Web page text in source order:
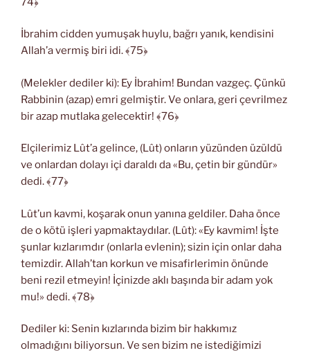
İbrahim cidden yumuşak huylu, bağrı yanık, kendisini
Allah’a vermiş biri idi. ﴾75﴿
(Melekler dediler ki): Ey İbrahim! Bundan vazgeç. Çünkü
Rabbinin (azap) emri gelmiştir. Ve onlara, geri çevrilmez
bir azap mutlaka gelecektir! ﴾76﴿
Elçilerimiz Lût’a gelince, (Lût) onların yüzünden üzüldü
ve onlardan dolayı içi daraldı da «Bu, çetin bir gündür»
dedi. ﴾77﴿
Lût’un kavmi, koşarak onun yanına geldiler. Daha önce
de o kötü işleri yapmaktaydılar. (Lût): «Ey kavmim! İşte
şunlar kızlarımdır (onlarla evlenin); sizin için onlar daha
temizdir. Allah’tan korkun ve misafirlerimin önünde
beni rezil etmeyin! İçinizde aklı başında bir adam yok
mu!» dedi. ﴾78﴿
Dediler ki: Senin kızlarında bizim bir hakkımız
olmadığını biliyorsun. Ve sen bizim ne istediğimizi